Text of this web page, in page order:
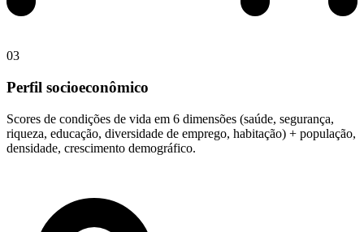
03
Perfil socioeconômico
Scores de condições de vida em 6 dimensões (saúde, segurança,
riqueza, educação, diversidade de emprego, habitação) + população,
densidade, crescimento demográfico.